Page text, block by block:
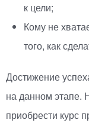
к цели;
Кому не
того, как
Достижение
на данном этапе.
приобрести курс